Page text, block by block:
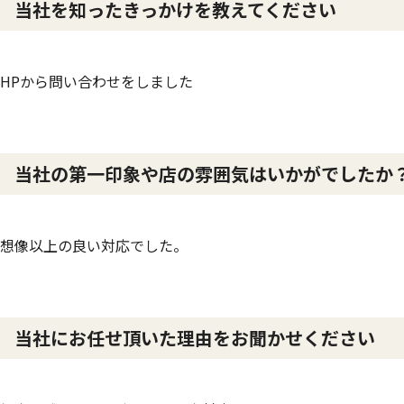
当社を知ったきっかけを教えてください
HPから問い合わせをしました
当社の第一印象や店の雰囲気はいかがでしたか
想像以上の良い対応でした。
当社にお任せ頂いた理由をお聞かせください